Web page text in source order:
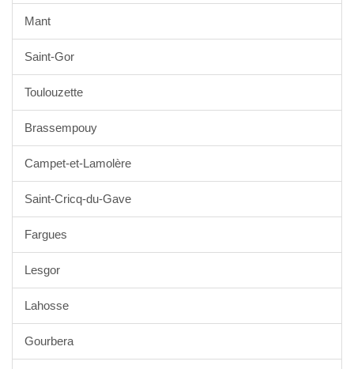
Mant
Saint-Gor
Toulouzette
Brassempouy
Campet-et-Lamolère
Saint-Cricq-du-Gave
Fargues
Lesgor
Lahosse
Gourbera